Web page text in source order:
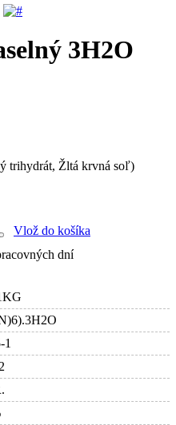
3H2O
trihydrát, Žltá krvná soľ)
Vlož do košíka
dní
1